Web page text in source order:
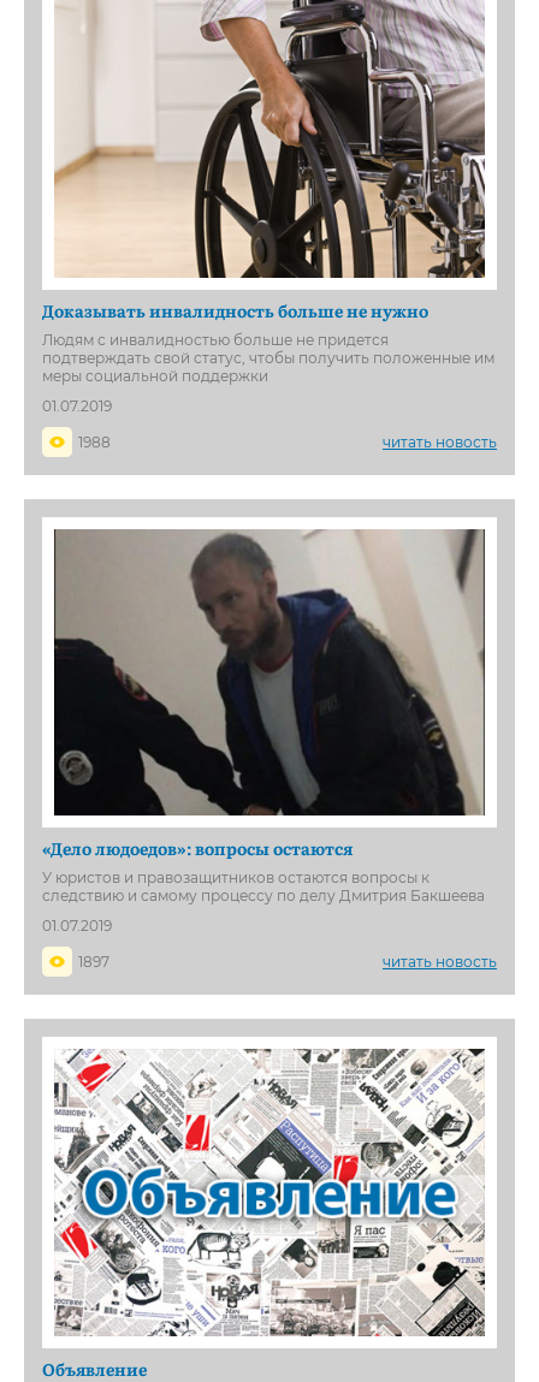
Доказывать инвалидность больше не нужно
Людям с инвалидностью больше не придется
подтверждать свой статус, чтобы получить положенные им
меры социальной поддержки
01.07.2019
1988
читать новость
«Дело людоедов»: вопросы остаются
У юристов и правозащитников остаются вопросы к
следствию и самому процессу по делу Дмитрия Бакшеева
01.07.2019
1897
читать новость
Объявление